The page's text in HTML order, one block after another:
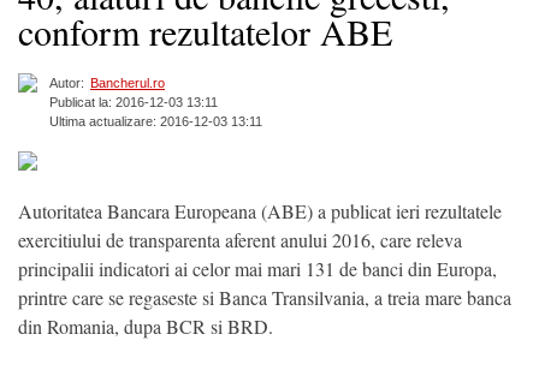
conform rezultatelor ABE
Autor: Bancherul.ro
Publicat la: 2016-12-03 13:11
Ultima actualizare: 2016-12-03 13:11
Autoritatea Bancara Europeana (ABE) a publicat ieri rezultatele
exercitiului de transparenta aferent anului 2016, care releva
principalii indicatori ai celor mai mari 131 de banci din Europa,
printre care se regaseste si Banca Transilvania, a treia mare banca
din Romania, dupa BCR si BRD.